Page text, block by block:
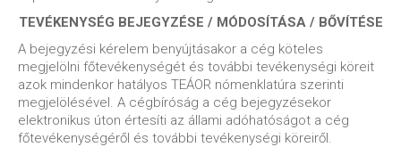
TEVÉKENYSÉG BEJEGYZÉSE / MÓDOSÍTÁSA / BŐVÍTÉSE
A bejegyzési kérelem benyújtásakor a cég köteles
megjelölni főtevékenységét és további tevékenységi köreit
azok mindenkor hatályos TEÁOR nómenklatúra szerinti
megjelölésével. A cégbíróság a cég bejegyzésekor
elektronikus úton értesíti az állami adóhatóságot a cég
főtevékenységéről és további tevékenységi köreiről.